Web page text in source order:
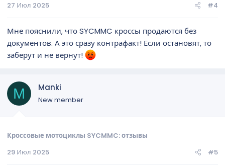
27 Июл 2025
#4
Мне пояснили, что SYCMMC кроссы продаются без
документов. А это сразу контрафакт! Если остановят, то
заберут и не вернут!
M Manki
New member
Кроссовые мотоциклы SYCMMC: отзывы
29 Июл 2025
#5